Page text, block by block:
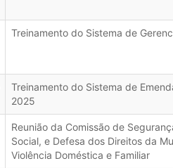
Treinamento do Sistema de
Treinamento do Sistema de
2025
Reunião da Comissão de
Social, e Defesa dos Direitos da
Violência Doméstica e Familiar